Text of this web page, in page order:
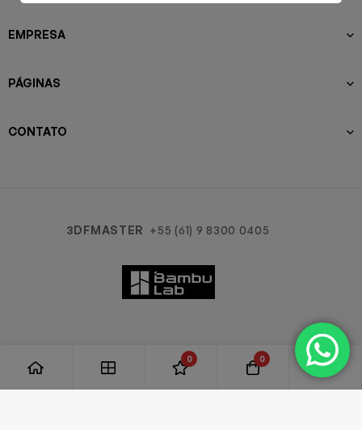
EMPRESA
PÁGINAS
CONTATO
3DFMASTER +55 (61) 9 8300 0405
0 0